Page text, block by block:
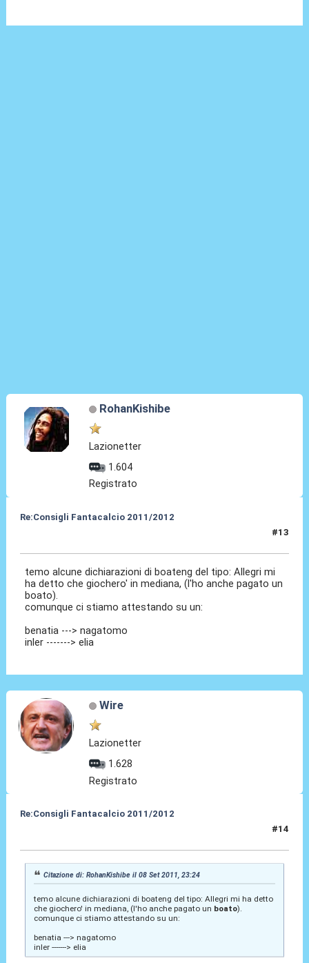
RohanKishibe
Lazionetter
1.604
Registrato
Re:Consigli Fantacalcio 2011/2012
#13
temo alcune dichiarazioni di boateng del tipo: Allegri mi
ha detto che giochero' in mediana, (l'ho anche pagato un
boato).
comunque ci stiamo attestando su un:
benatia ---> nagatomo
inler -------> elia
Wire
Lazionetter
1.628
Registrato
Re:Consigli Fantacalcio 2011/2012
#14
Citazione di: RohanKishibe il 08 Set 2011, 23:24
temo alcune dichiarazioni di boateng del tipo: Allegri mi ha detto
che giochero' in mediana, (l'ho anche pagato un boato).
comunque ci stiamo attestando su un:
benatia ---> nagatomo
inler -------> elia